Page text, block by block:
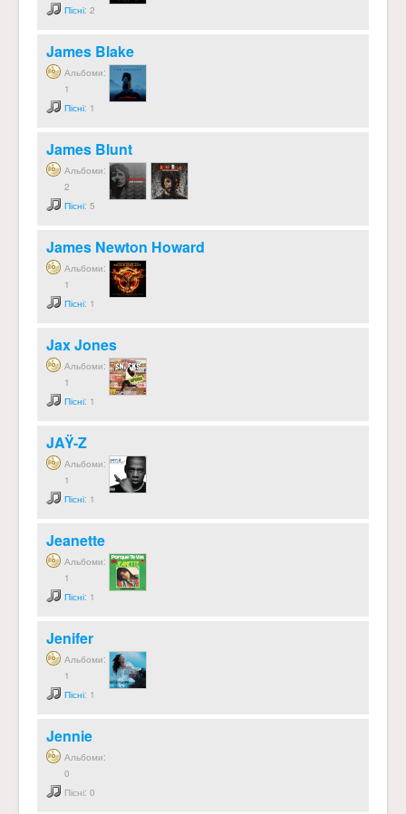
Пісні: 2
James Blake
Альбоми:
1
Пісні: 1
James Blunt
Альбоми:
2
Пісні: 5
James Newton Howard
Альбоми:
1
Пісні: 1
Jax Jones
Альбоми:
1
Пісні: 1
JAŸ-Z
Альбоми:
1
Пісні: 1
Jeanette
Альбоми:
1
Пісні: 1
Jenifer
Альбоми:
1
Пісні: 1
Jennie
Альбоми:
0
Пісні: 0